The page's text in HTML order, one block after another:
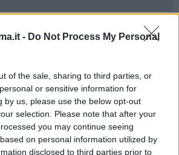
- Do Not Process My Personal
of the sale, sharing to third parties, or
or sensitive information for
by us, please use the below opt-out
selection. Please note that after your
you may continue seeing
on personal information utilized by
disclosed to third parties prior to
Campo in Piazza Dante Alighieri il 6-18
– 1 Novembre
Procida e Ischia, nel mese di Novembre.
gli esami clinici ed ecocardiografici